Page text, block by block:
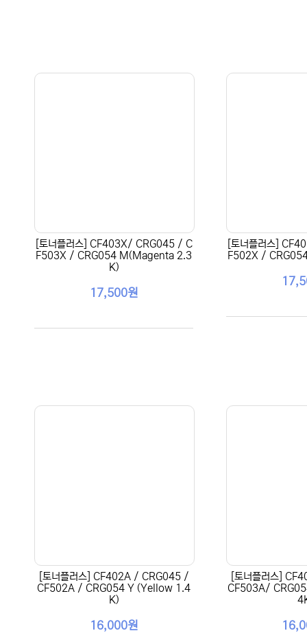
[토너플러스] CF403X/ CRG045 / C
F503X / CRG054 M(Magenta 2.3
K)
17,500원
[토너플러스]
F502X /
[토너플러스] CF402A / CRG045 /
CF502A / CRG054 Y (Yellow 1.4
K)
16,000원
[토너플러스]
CF503A/